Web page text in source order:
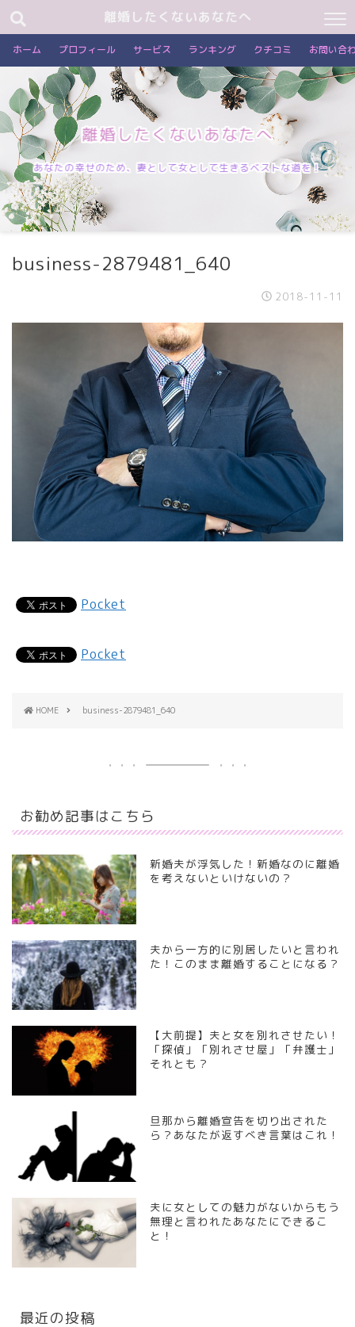
離婚したくないあなたへ
ホーム プロフィール サービス ランキング クチコミ お問い合
離婚したくないあなたへ
あなたの幸せのため、妻として女として生きるベストな道を！
business-2879481_640
2018-11-11
Pocket
Pocket
HOME business-2879481_640
お勧め記事はこちら
新婚夫が浮気した！新婚なのに離婚
を考えないといけないの？
夫から一方的に別居したいと言われ
た！このまま離婚することになる？
【大前提】夫と女を別れさせたい！
「探偵」「別れさせ屋」「弁護士」
それとも？
旦那から離婚宣告を切り出された
ら？あなたが返すべき言葉はこれ！
夫に女としての魅力がないからもう
無理と言われたあなたにできるこ
と！
最近の投稿